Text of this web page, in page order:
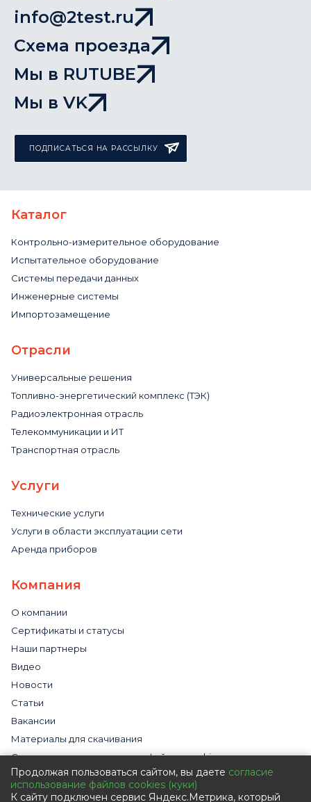
info@2test.ru
Схема проезда
Мы в RUTUBE
Мы в VK
ПОДПИСАТЬСЯ НА РАССЫЛКУ
Каталог
Контрольно-измерительное оборудование
Испытательное оборудование
Системы передачи данных
Инженерные системы
Импортозамещение
Отрасли
Универсальные решения
Топливно-энергетический комплекс (ТЭК)
Радиоэлектронная отрасль
Телекоммуникации и ИТ
Транспортная отрасль
Услуги
Технические услуги
Услуги в области эксплуатации сети
Аренда приборов
Компания
О компании
Сертификаты и статусы
Наши партнеры
Видео
Новости
Статьи
Вакансии
Материалы для скачивания
Cогласие на использование файлов cookies
Обработка персональных данных с помощью сервиса
«Яндекс.Метрика»
Продолжая пользоваться сайтом, вы даете согласие
использование файлов cookies (куки)
К сайту подключен сервис Яндекс.Метрика, который